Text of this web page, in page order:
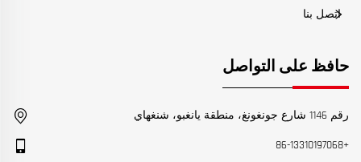
اتصل بنا
حافظ على التواصل
رقم 1146 شارع جونغونغ، منطقة يانغبو، شنغهاي
+86-13310197068